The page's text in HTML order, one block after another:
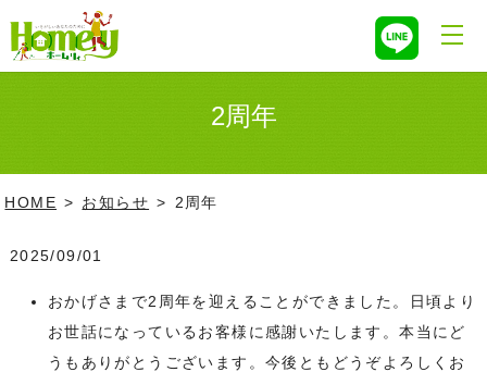
2周年
HOME お知らせ 2周年
2025/09/01
おかげさまで2周年を迎えることができました。日頃より
お世話になっているお客様に感謝いたします。本当にど
うもありがとうございます。今後ともどうぞよろしくお